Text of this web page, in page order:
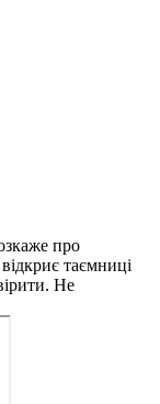
про
таємниці
Не